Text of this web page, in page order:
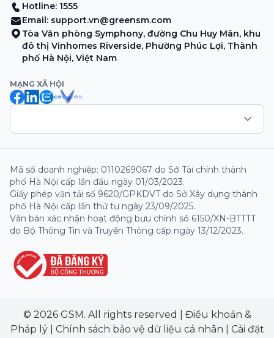
Hotline: 1555
Email: support.vn@greensm.com
Tòa Văn phòng Symphony, đường Chu Huy Mân, khu
đô thị Vinhomes Riverside, Phường Phúc Lợi, Thành
phố Hà Nội, Việt Nam
MẠNG XÃ HỘI
Mã số doanh nghiệp: 0110269067 do Sở Tài chính thành
phố Hà Nội cấp lần đầu ngày 01/03/2023.
Giấy phép vận tải số 9620/GPKDVT do Sở Xây dựng thành
phố Hà Nội cấp lần thứ tư ngày 23/09/2025.
Văn bản xác nhận hoạt động bưu chính số 6150/XN-BTTTT
do Bộ Thông Tin và Truyền Thông cấp ngày 13/12/2023.
© 2026 GSM. All rights reserved
Điều khoản &
Pháp lý| Chính sách bảo vệ dữ liệu cá nhân Cài đặt